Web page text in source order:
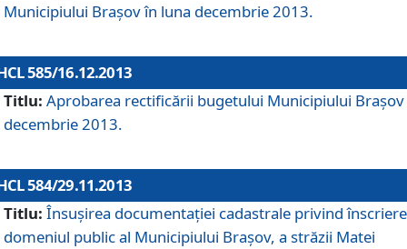
Municipiului Braşov în luna decembrie 2013.
585/16.12.2013
Titlu: Aprobarea rectificării bugetului Municipiului Braşov
decembrie 2013.
584/29.11.2013
Titlu: Însuşirea documentaţiei cadastrale privind
domeniul public al Municipiului Braşov, a străzii Matei